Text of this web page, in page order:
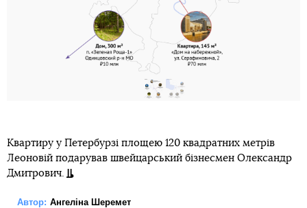
Квартиру у Петербурзі площею 120 квадратних метрів
Леоновій подарував швейцарський бізнесмен Олександр
Дмитрович.
Автор: Ангеліна Шеремет